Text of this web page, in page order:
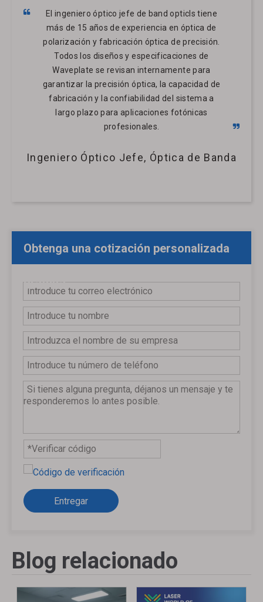
El ingeniero óptico jefe de band opticls tiene
más de 15 años de experiencia en óptica de
polarización y fabricación óptica de precisión.
Todos los diseños y especificaciones de
Waveplate se revisan internamente para
garantizar la precisión óptica, la capacidad de
fabricación y la confiabilidad del sistema a
largo plazo para aplicaciones fotónicas
profesionales.
Ingeniero Óptico Jefe, Óptica de Banda
Obtenga una cotización personalizada
gratuita
Entregar
Blog relacionado